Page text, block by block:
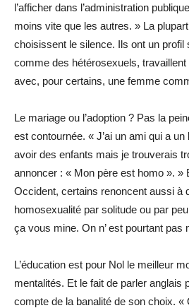
l’afficher dans l’administration
moins vite que les autres. » La
choisissent le silence. Ils ont un
comme des hétérosexuels,
avec, pour certains, une femme
Le mariage ou l’adoption ? Pas la
est contournée. « J’ai un ami qui a
avoir des enfants mais je trouverais
annoncer : « Mon père est homo ». »
Occident, certains renoncent aussi à
homosexualité par solitude ou par
ça vous mine. On n’ est pourtant pas
L’éducation est pour Nol le meilleur
mentalités. Et le fait de parler anglais
compte de la banalité de son choix. «